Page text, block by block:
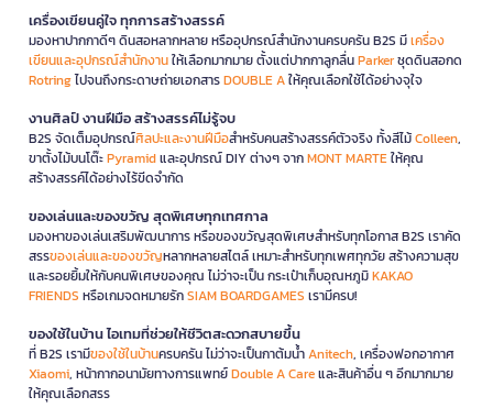
เครื่องเขียนคู่ใจ ทุกการสร้างสรรค์
มองหาปากกาดีๆ ดินสอหลากหลาย หรืออุปกรณ์สำนักงานครบครัน B2S มีเครื่อง
เขียนและอุปกรณ์สำนักงานให้เลือกมากมาย ตั้งแต่ปากกาลูกลื่นParkerชุดดินสอกด
Rotringไปจนถึงกระดาษถ่ายเอกสารDOUBLE Aให้คุณเลือกใช้ได้อย่างจุใจ
งานศิลป์ งานฝีมือ สร้างสรรค์ไม่รู้จบ
B2S จัดเต็มอุปกรณ์ศิลปะและงานฝีมือสำหรับคนสร้างสรรค์ตัวจริง ทั้งสีไม้Colleen,
ขาตั้งไม้บนโต๊ะPyramidและอุปกรณ์ DIY ต่างๆ จากMONT MARTEให้คุณ
สร้างสรรค์ได้อย่างไร้ขีดจำกัด
ของเล่นและของขวัญ สุดพิเศษทุกเทศกาล
มองหาของเล่นเสริมพัฒนาการ หรือของขวัญสุดพิเศษสำหรับทุกโอกาส B2S เราคัด
สรรของเล่นและของขวัญหลากหลายสไตล์ เหมาะสำหรับทุกเพศทุกวัย สร้างความสุข
และรอยยิ้มให้กับคนพิเศษของคุณ ไม่ว่าจะเป็น กระเป๋าเก็บอุณหภูมิKAKAO
FRIENDS หรือเกมจดหมายรักSIAM BOARDGAMES เรามีครบ!
ของใช้ในบ้าน ไอเทมที่ช่วยให้ชีวิตสะดวกสบายขึ้น
ที่ B2S เรามีของใช้ในบ้านครบครัน ไม่ว่าจะเป็นกาต้มน้ำAnitech, เครื่องฟอกอากาศ
Xiaomi, หน้ากากอนามัยทางการแพทย์Double A Careและสินค้าอื่น ๆ อีกมากมาย
ให้คุณเลือกสรร